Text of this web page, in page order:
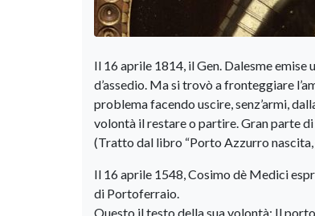
Il 16 aprile 1814, il Gen. Dalesme
d’assedio. Ma si trovò a fronteggiare
problema facendo uscire, senz’armi,
volontà il restare o partire. Gran parte
(Tratto dal libro “Porto Azzurro nascita,
Il 16 aprile 1548, Cosimo dè Medici
di Portoferraio.
Questo il testo della sua volontà: Il